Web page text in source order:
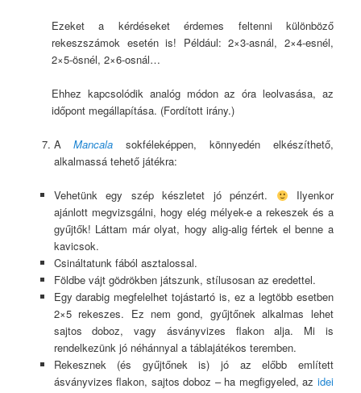
Ezeket a kérdéseket érdemes feltenni különböző
rekeszszámok esetén is! Például: 2×3-asnál, 2×4-esnél,
2×5-ösnél, 2×6-osnál…
Ehhez kapcsolódik analóg módon az óra leolvasása, az
időpont megállapítása. (Fordított irány.)
AMancala
sokféleképpen, könnyedén elkészíthető,
alkalmassá tehető játékra:
Vehetünk egy szép készletet jó pénzért.
Ilyenkor
ajánlott megvizsgálni, hogy elég mélyek-e a rekeszek és a
gyűjtők! Láttam már olyat, hogy alig-alig fértek el benne a
kavicsok.
Csináltatunk fából asztalossal.
Földbe vájt gödrökben játszunk, stílusosan az eredettel.
Egy darabig megfelelhet tojástartó is, ez a legtöbb esetben
2×5 rekeszes. Ez nem gond, gyűjtőnek alkalmas lehet
sajtos doboz, vagy ásványvizes flakon alja. Mi is
rendelkezünk jó néhánnyal a táblajátékos teremben.
Rekesznek (és gyűjtőnek is) jó az előbb említett
ásványvizes flakon, sajtos doboz – ha megfigyeled, az idei